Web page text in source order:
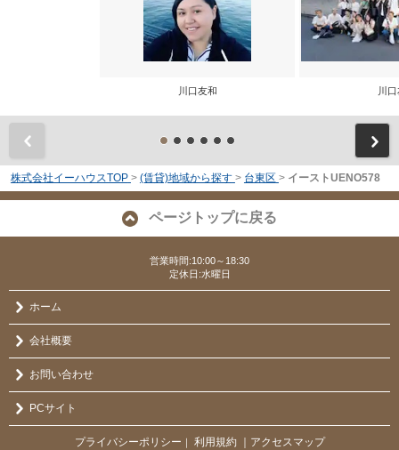
川口友和 川
株式会社イーハウスTOP > (賃貸)地域から探す > 台東区 > イーストUENO578
ページトップに戻る
営業時間:10:00～18:30
定休日:水曜日
ホーム
会社概要
お問い合わせ
PCサイト
プライバシーポリシー 利用規約 ｜アクセスマップ